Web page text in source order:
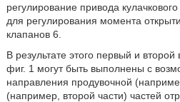
регулирование привода
для регулирования момента
клапанов 6.
В результате этого первый и
фиг. 1 могут быть выполнены с
направления продувочной
(например, второй части) частей